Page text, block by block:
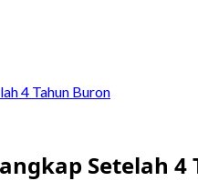
4 Tahun Buron
Setelah 4